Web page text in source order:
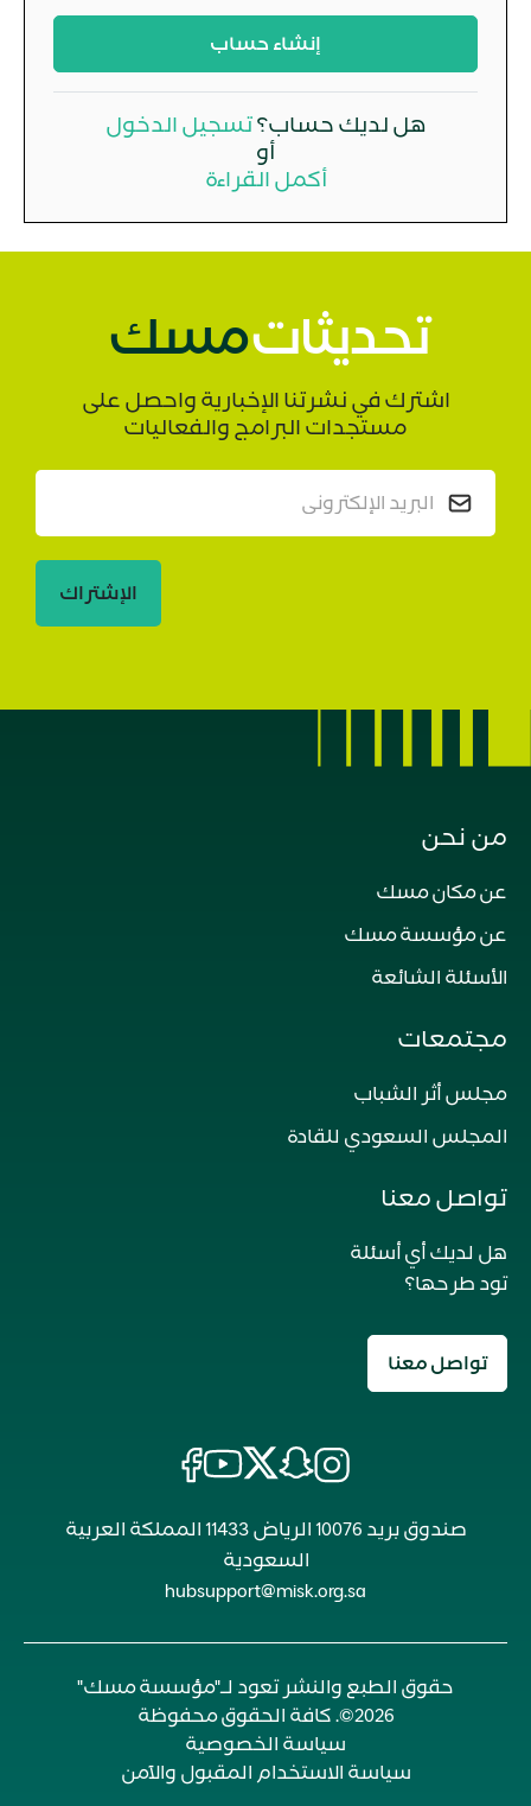
إنشاء حساب
هل لديك حساب؟ تسجيل الدخول
أو
أكمل القراءة
مسكتحديثات
اشترك في نشرتنا الإخبارية واحصل على
مستجدات البرامج والفعاليات
الإشتراك
من نحن
عن مكان مسك
عن مؤسسة مسك
الأسئلة الشائعة
مجتمعات
مجلس أثر الشباب
المجلس السعودي للقادة
تواصل معنا
هل لديك أي أسئلة
تود طرحها؟
تواصل معنا
صندوق بريد 10076 الرياض 11433 المملكة العربية
السعودية
hubsupport@misk.org.sa
حقوق الطبع والنشر تعود لـ"مؤسسة مسك"
2026©. كافة الحقوق محفوظة
سياسة الخصوصية
سياسة الاستخدام المقبول والآمن